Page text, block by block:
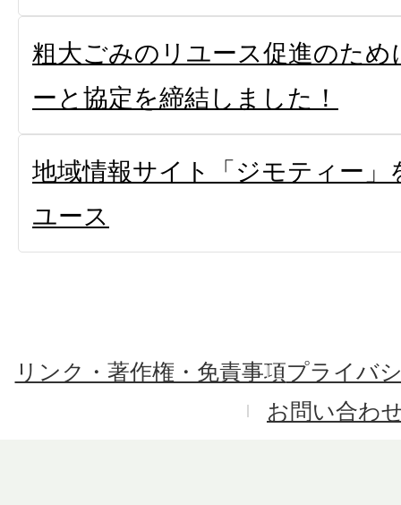
粗大ごみのリユース促進のた
ーと協定を締結しました！
地域情報サイト「ジモティー
ユース
リンク・著作権・免責事項プライバ
お問い合わ